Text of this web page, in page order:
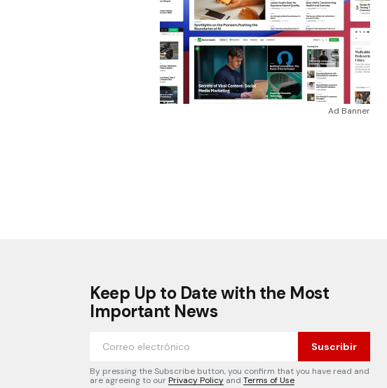
Ad Banner
Keep Up to Date with the Most
Important News
Suscribir
By pressing the Subscribe button, you confirm that you have read and
are agreeing to ourPrivacy Policy and Terms of Use